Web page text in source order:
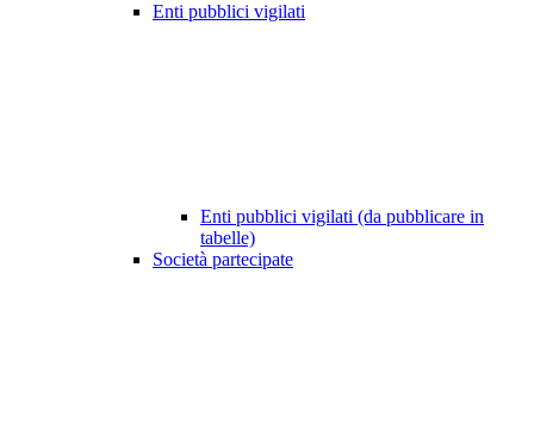
Enti pubblici vigilati
Enti pubblici vigilati (da pubblicare in
tabelle)
Società partecipate